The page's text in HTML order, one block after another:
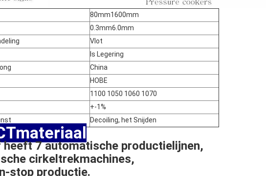
80mm1600mm
0.3mm6.0mm
Vlot
Is Legering
China
HOBE
1100 1050 1060 1070
+-1%
Decoiling, het Snijden
heeft7 automatische productielijnen,
cirkeltrekmachines,
stop productie.